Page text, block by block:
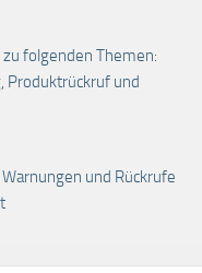
folgenden Themen:
Produktrückruf und
und Rückrufe